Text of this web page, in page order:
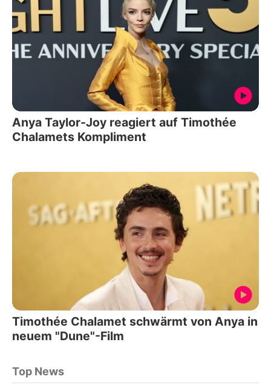
Anya Taylor-Joy reagiert auf Timothée
Chalamets Kompliment
Timothée Chalamet schwärmt von Anya in
neuem "Dune"-Film
Top News